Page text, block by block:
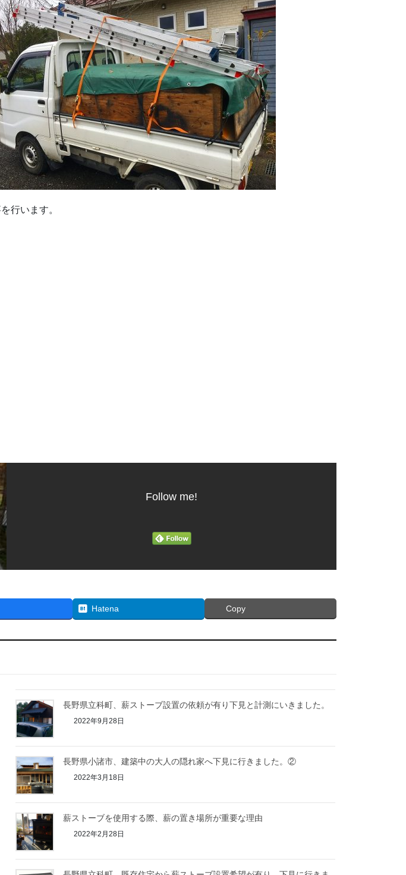
行います。
Follow me!
Hatena Copy
長野県立科町、薪ストーブ設置の依頼が有り下見と計測にいきました。
2022年9月28日
長野県小諸市、建築中の大人の隠れ家へ下見に行きました。②
2022年3月18日
薪ストーブを使用する際、薪の置き場所が重要な理由
2022年2月28日